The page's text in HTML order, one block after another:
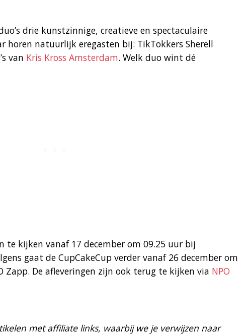
drie kunstzinnige, creatieve en spectaculaire
horen natuurlijk eregasten bij: TikTokkers Sherell
van Kris Kross Amsterdam. Welk duo wint dé
te kijken vanaf 17 december om 09.25 uur bij
gaat de CupCakeCup verder vanaf 26 december om
Zapp. De afleveringen zijn ook terug te kijken via NPO
met affiliate links, waarbij we je verwijzen naar